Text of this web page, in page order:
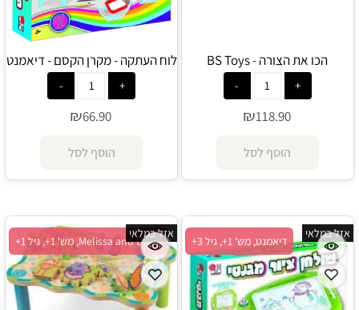
הכו את הצורה - BS Toys
₪118.90
הוסף לסל
לוח העתקה - מקרן הקסם - דיאמנט
₪66.90
הוסף לסל
דיאמנט, מש' 1+, גיל 3+
אזל במלאי
Melissa and Doug, מש' 1+, גיל 1+
אזל במלאי